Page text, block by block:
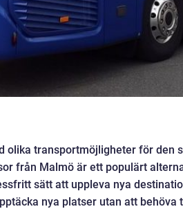
olika transportmöjligheter för den
från Malmö är ett populärt
sätt att uppleva nya
nya platser utan att